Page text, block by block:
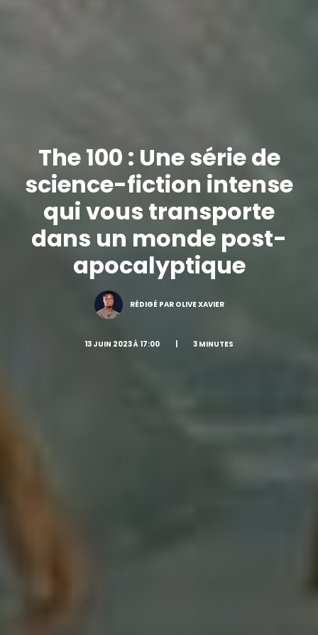
The 100 : Une série de
science-fiction intense
qui vous transporte
dans un monde post-
apocalyptique
RÉDIGÉ PAR OLIVE XAVIER
13 JUIN 2023 À 17:00 | 3 MINUTES